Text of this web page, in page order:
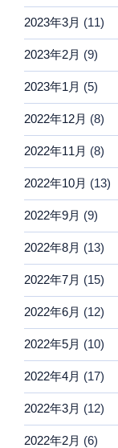
2023年3月 (11)
2023年2月 (9)
2023年1月 (5)
2022年12月 (8)
2022年11月 (8)
2022年10月 (13)
2022年9月 (9)
2022年8月 (13)
2022年7月 (15)
2022年6月 (12)
2022年5月 (10)
2022年4月 (17)
2022年3月 (12)
2022年2月 (6)